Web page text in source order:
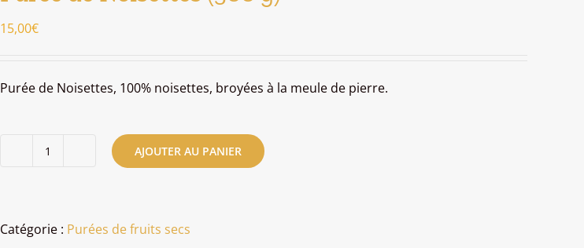
15,00€
Purée de Noisettes, 100% noisettes, broyées à la meule de pierre.
quantité
de
AJOUTER AU PANIER
Catégorie : Purées de fruits secs